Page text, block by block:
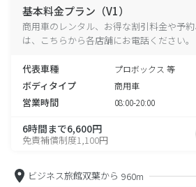
基本料金プラン（V1）
商用車のレンタル、お得な割引料金や予
は、こちらから各店舗にお電話ください。
代表車種 プロボックス 等
ボディタイプ 商用車
営業時間 08:00-20:00
6時間まで6,600円
免責補償制度1,100円
ビジネス旅館双葉から 960m